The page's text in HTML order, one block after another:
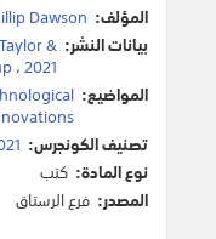
المؤلف: Dawson
بيانات النشر: &
،2021
المواضيع:
تصنيف الكونجرس:
نوع المادة: كتب
المصدر: فرع الرستاق